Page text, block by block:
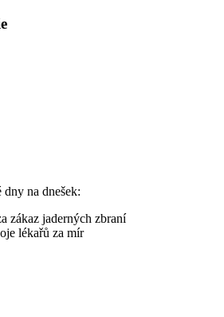
dny na dnešek:
zákaz jaderných zbraní
lékařů za mír